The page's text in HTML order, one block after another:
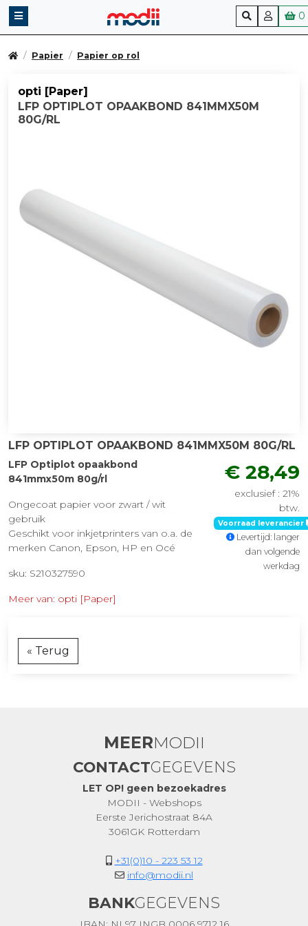
0
Papier Papier op rol
opti [Paper]
LFP OPTIPLOT OPAAKBOND 841MMX50M
80G/RL
LFP OPTIPLOT OPAAKBOND 841MMX50M 80G/RL
LFP Optiplot opaakbond
841mmx50m 80g/rl
Ongecoat papier voor zwart / wit
gebruik
Geschikt voor inkjetprinters van o.a. de
merken Canon, Epson, HP en Océ
sku: S210327590
Meer van: opti [Paper]
€ 28,49
exclusief : 21%
btw.
Voorraad leverancier
Levertijd: langer
dan volgende
werkdag
« Terug
MEERMODII
CONTACTGEGEVENS
LET OP! geen bezoekadres
MODII - Webshops
Eerste Jerichostraat 84A
3061GK Rotterdam
+31(0)10 - 223 53 12
info@modii.nl
BANKGEGEVENS